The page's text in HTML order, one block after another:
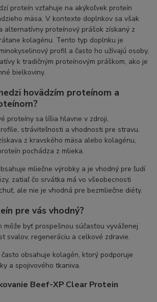
proteín vzťahuje na akýkoľvek proteín
mäsa. V kontexte doplnkov sa však
alternatívny proteínový prášok získaný z
kolagénu. Tento typ doplnku je
profil a často ho užívajú osoby,
k tradičným proteínovým práškom, ako je
bielkoviny.
hovädzím proteínom a
proteíny sa líšia hlavne v zdroji,
stráviteľnosti a vhodnosti pre stravu.
z kravského mäsa alebo kolagénu,
pochádza z mlieka.
mliečne výrobky a je vhodný pre ľudí
zatiaľ čo srvátka má vo všeobecnosti
ale nie je vhodná pre bezmliečne diéty.
pre vás vhodný?
môže byť prospešnou súčasťou vyváženej
svalov, regeneráciu a celkové zdravie.
obsahuje kolagén, ktorý podporuje
a spojivového tkaniva.
Beef-XP Clear Protein